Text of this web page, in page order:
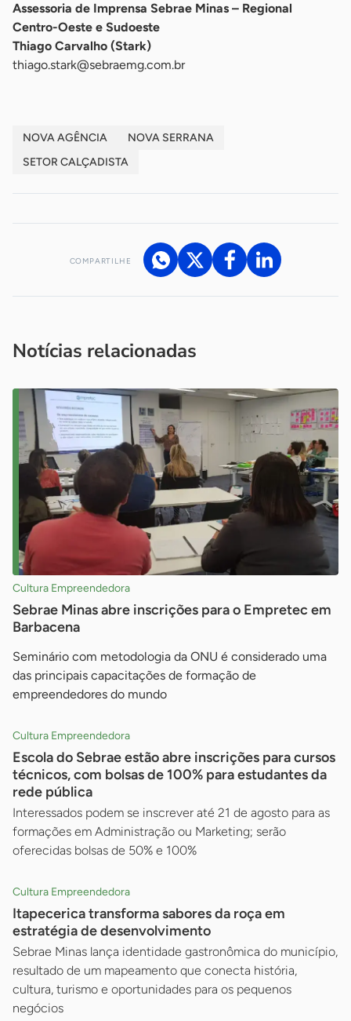
Assessoria de Imprensa Sebrae Minas – Regional
Centro-Oeste e Sudoeste
Thiago Carvalho (Stark)
thiago.stark@sebraemg.com.br
NOVA AGÊNCIA
NOVA SERRANA
SETOR CALÇADISTA
COMPARTILHE
Notícias relacionadas
Cultura Empreendedora
Sebrae Minas abre inscrições para o Empretec em
Barbacena
Seminário com metodologia da ONU é considerado uma
das principais capacitações de formação de
empreendedores do mundo
Cultura Empreendedora
Escola do Sebrae estão abre inscrições para cursos
técnicos, com bolsas de 100% para estudantes da
rede pública
Interessados podem se inscrever até 21 de agosto para as
formações em Administração ou Marketing; serão
oferecidas bolsas de 50% e 100%
Cultura Empreendedora
Itapecerica transforma sabores da roça em
estratégia de desenvolvimento
Sebrae Minas lança identidade gastronômica do município,
resultado de um mapeamento que conecta história,
cultura, turismo e oportunidades para os pequenos
negócios